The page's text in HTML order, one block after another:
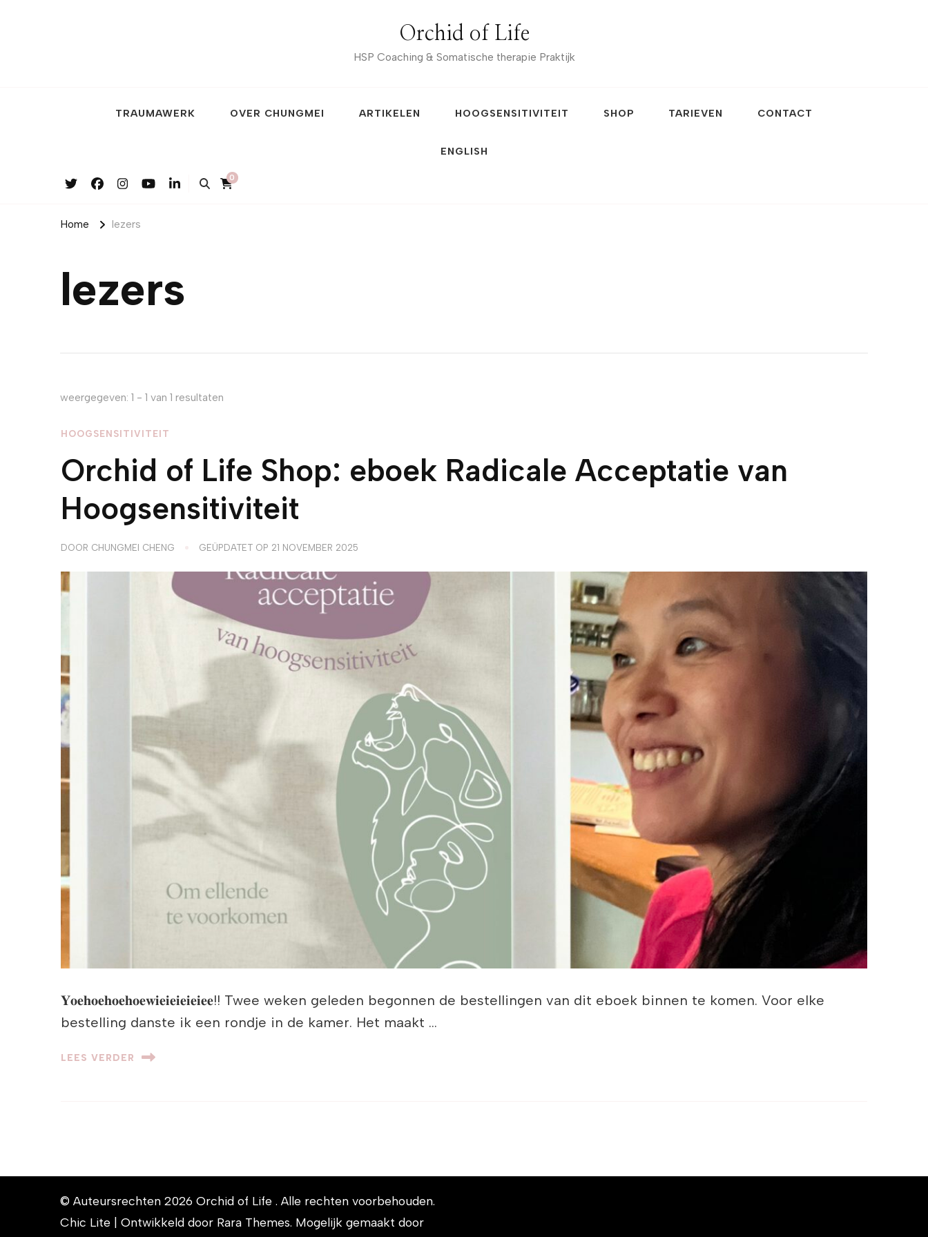
Orchid of Life
HSP Coaching & Somatische therapie Praktijk
TRAUMAWERK OVER CHUNGMEI ARTIKELEN HOOGSENSITIVITEIT SHOP TARIEVEN CONTACT
ENGLISH
0
Home lezers
lezers
weergegeven: 1 - 1 van 1 resultaten
HOOGSENSITIVITEIT
Orchid of Life Shop: eboek Radicale Acceptatie van
Hoogsensitiviteit
DOOR CHUNGMEI CHENG GEÜPDATET OP 21 NOVEMBER 2025
𝐘𝐨𝐞𝐡𝐨𝐞𝐡𝐨𝐞𝐡𝐨𝐞𝐰𝐢𝐞𝐢𝐞𝐢𝐞𝐢𝐞𝐢𝐞𝐞!! Twee weken geleden begonnen de bestellingen van dit eboek binnen te komen. Voor elke
bestelling danste ik een rondje in de kamer. Het maakt …
LEES VERDER
© Auteursrechten 2026 Orchid of Life . Alle rechten voorbehouden.
Chic Lite | Ontwikkeld door Rara Themes. Mogelijk gemaakt door